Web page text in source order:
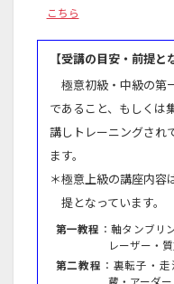
こちら
【受講の目安・前提と
極意初級・中級の第
であること、もしくは
講しトレーニングされ
ます。
＊極意上級の講座内容
提となっています。
第一教程 ：軸タンブリ
レーザー・
第二教程 ：裏転子・
蔵・アーダ